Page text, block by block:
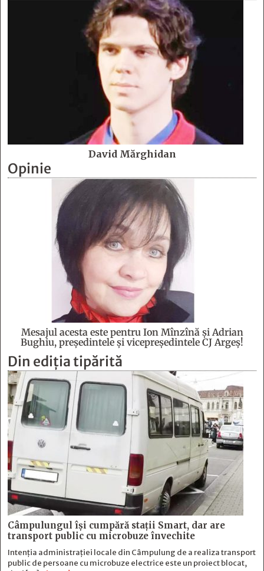
David Mărghidan
Opinie
Mesajul acesta este pentru Ion Mînzînă şi Adrian
Bughiu, preşedintele şi vicepreşedintele CJ Argeş!
Din ediția tipărită
Câmpulungul îşi cumpără staţii Smart, dar are
transport public cu microbuze învechite
Intenția administrației locale din Câmpulung de a realiza transport
public de persoane cu microbuze electrice este un proiect blocat,